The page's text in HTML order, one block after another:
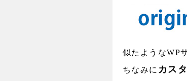
似たようなWP
ちなみに カス